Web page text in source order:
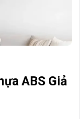
ABS Giả